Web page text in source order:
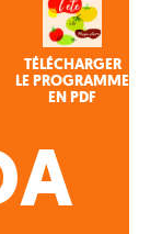
TÉLÉCHARGER
LE PROGRAMME
EN PDF